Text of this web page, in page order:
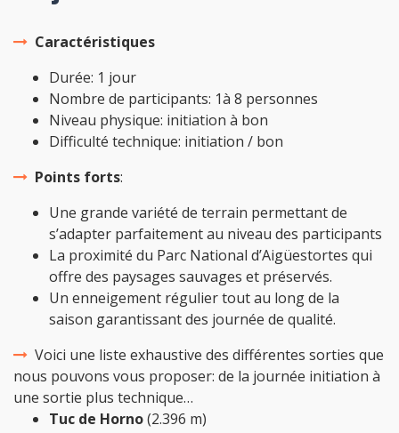
Caractéristiques
Durée: 1 jour
Nombre de participants: 1à 8 personnes
Niveau physique: initiation à bon
Difficulté technique: initiation / bon
Points forts:
Une grande variété de terrain permettant de
s’adapter parfaitement au niveau des participants
La proximité du Parc National d’Aigüestortes qui
offre des paysages sauvages et préservés.
Un enneigement régulier tout au long de la
saison garantissant des journée de qualité.
Voici une liste exhaustive des différentes sorties que
nous pouvons vous proposer: de la journée initiation à
une sortie plus technique…
Tuc de Horno(2.396 m)